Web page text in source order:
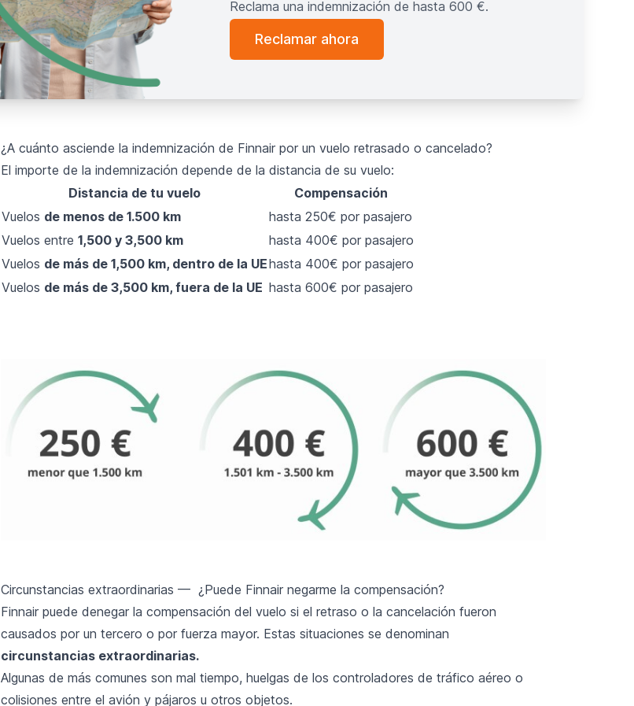
Reclama una indemnización de hasta 600 €.
Reclamar ahora
¿A cuánto asciende la indemnización de Finnair por un vuelo retrasado o cancelado?
El importe de la indemnización depende de la distancia de su vuelo:
Distancia de tu vuelo
Compensación
Vuelos de menos de 1.500 km
hasta 250€ por pasajero
Vuelos entre 1,500 y 3,500 km
hasta 400€ por pasajero
Vuelos de más de 1,500 km, dentro de la UEhasta 400€ por pasajero
Vuelos de más de 3,500 km, fuera de la UE hasta 600€ por pasajero
Circunstancias extraordinarias — ¿Puede Finnair negarme la compensación?
Finnair puede denegar la compensación del vuelo si el retraso o la cancelación fueron
causados por un tercero o por fuerza mayor. Estas situaciones se denominan
circunstancias extraordinarias.
Algunas de más comunes son mal tiempo, huelgas de los controladores de tráfico aéreo o
colisiones entre el avión y pájaros u otros objetos.